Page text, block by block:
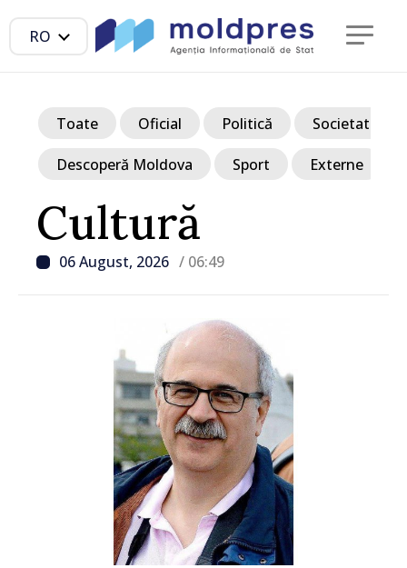
RO
Cultură
06 August, 2026 / 06:49
Toate Oficial Politică Societate
Descoperă Moldova Sport Externe